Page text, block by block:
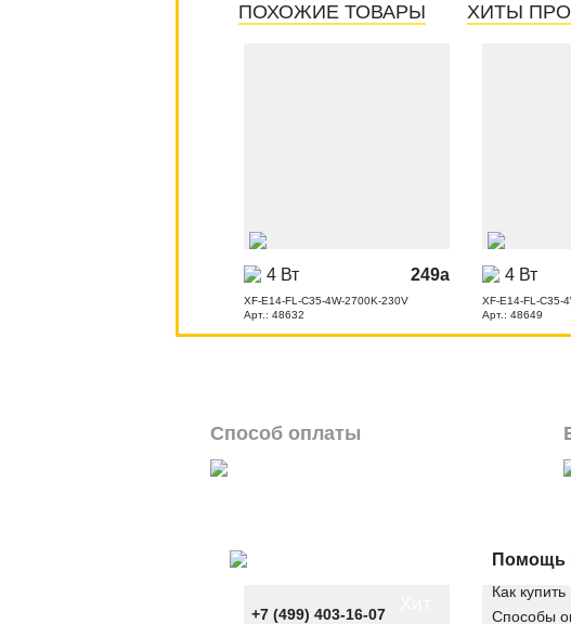
ПОХОЖИЕ ТОВАРЫ ХИТЫ
4 Вт 249a
XF-E14-FL-C35-4W-2700K-230V
Арт.: 48632
4 Вт
XF-E14-FL-C35-
Арт.: 48649
Способ оплаты
+7 (499) 403-16-07
Помощь
Как купить
Способы